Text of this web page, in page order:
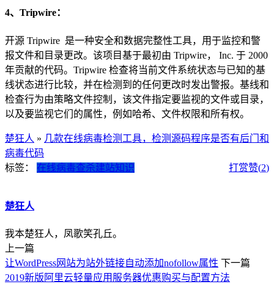
4、Tripwire：
开源 Tripwire 是一种安全和数据完整性工具，用于监控和警
报文件和目录更改。该项目基于最初由 Tripwire， Inc. 于 2000
年贡献的代码。Tripwire 检查将当前文件系统状态与已知的基
线状态进行比较，并在检测到的任何更改时发出警报。基线和
检查行为由策略文件控制，该文件指定要监视的文件或目录，
以及要监视它们的属性，例如哈希、文件权限和所有权。
楚狂人 » 几款在线病毒检测工具，检测源码程序是否有后门和
病毒代码
打赏赞(2)
标签： 在线病毒查杀建站知识
楚狂人
我本楚狂人，凤歌笑孔丘。
上一篇
让WordPress网站为站外链接自动添加nofollow属性 下一篇
2019新版阿里云轻量应用服务器优惠购买与配置方法